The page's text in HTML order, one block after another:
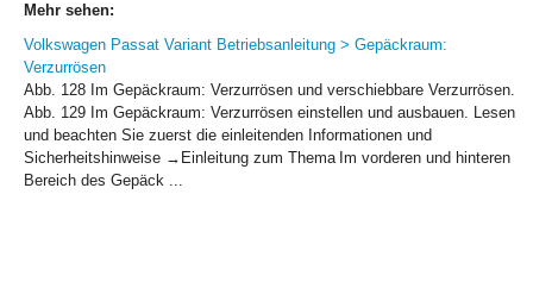
Mehr sehen:
Volkswagen Passat Variant Betriebsanleitung > Gepäckraum:
Verzurrösen
Abb. 128 Im Gepäckraum: Verzurrösen und verschiebbare Verzurrösen.
Abb. 129 Im Gepäckraum: Verzurrösen einstellen und ausbauen. Lesen
und beachten Sie zuerst die einleitenden Informationen und
Sicherheitshinweise →Einleitung zum Thema Im vorderen und hinteren
Bereich des Gepäck ...